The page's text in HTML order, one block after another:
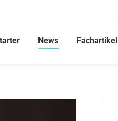
News Fachartikel